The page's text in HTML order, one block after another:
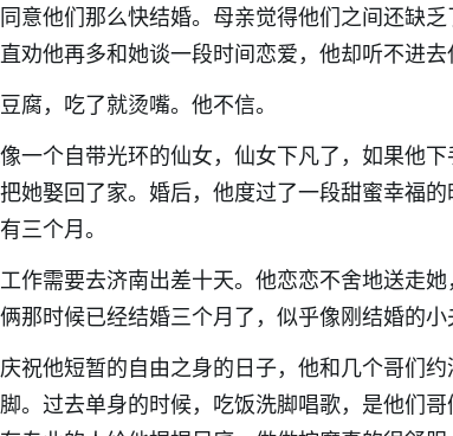
意他们那么快结婚。母亲觉得他们之间还缺
劝他再多和她谈一段时间恋爱，他却听不进去
腐，吃了就烫嘴。他不信。
一个自带光环的仙女，仙女下凡了，如果他
她娶回了家。婚后，他度过了一段甜蜜幸福
三个月。
作需要去济南出差十天。他恋恋不舍地送走
那时候已经结婚三个月了，似乎像刚结婚的小
祝他短暂的自由之身的日子，他和几个哥们
。过去单身的时候，吃饭洗脚唱歌，是他们